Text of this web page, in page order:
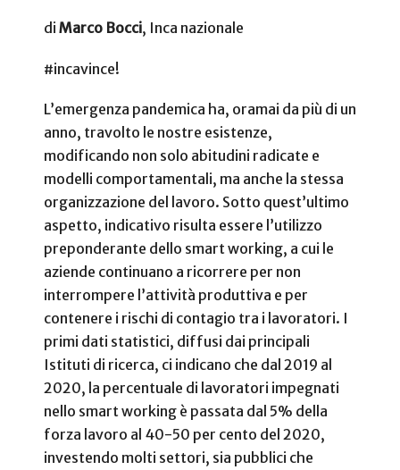
di Marco Bocci, Inca nazionale
#incavince!
L’emergenza pandemica ha, oramai da più di un
anno, travolto le nostre esistenze,
modificando non solo abitudini radicate e
modelli comportamentali, ma anche la stessa
organizzazione del lavoro. Sotto quest’ultimo
aspetto, indicativo risulta essere l’utilizzo
preponderante dello smart working, a cui le
aziende continuano a ricorrere per non
interrompere l’attività produttiva e per
contenere i rischi di contagio tra i lavoratori. I
primi dati statistici, diffusi dai principali
Istituti di ricerca, ci indicano che dal 2019 al
2020, la percentuale di lavoratori impegnati
nello smart working è passata dal 5% della
forza lavoro al 40-50 per cento del 2020,
investendo molti settori, sia pubblici che